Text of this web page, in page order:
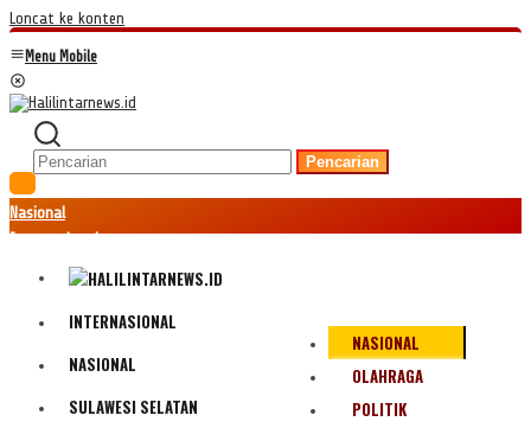
Loncat ke konten
Menu Mobile
Pencarian
Nasional
Internasional
Politik
INTERNASIONAL
NASIONAL
SULAWESI SELATAN
NASIONAL
OLAHRAGA
POLITIK